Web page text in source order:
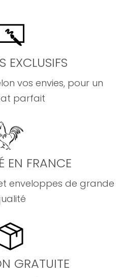
EXCLUSIFS
vos envies, pour un
parfait
EN FRANCE
enveloppes de grande
GRATUITE